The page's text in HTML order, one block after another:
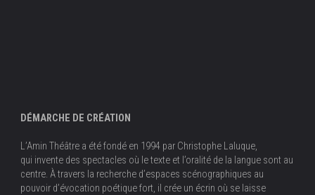
DÉMARCHE DE CRÉATION
L’Amin Théâtre a été fondé en 1994 par Christophe Laluque,
qui invente des spectacles où le texte et l’oralité de la langue sont au
centre. À travers la recherche d’espaces scénographiques au
pouvoir d’évocation poétique fort, il crée un écrin où se laisse